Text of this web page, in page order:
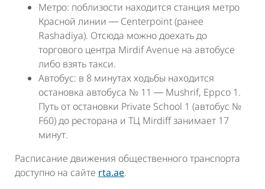
Метро: поблизости находится станция метро
Красной линии ― Centerpoint (ранее
Rashadiya). Отсюда можно доехать до
торгового центра Mirdif Avenue на автобусе
либо взять такси.
Автобус: в 8 минутах ходьбы находится
остановка автобуса № 11 ― Mushrif, Eppco 1.
Путь от остановки Private School 1 (автобус №
F60) до ресторана и ТЦ Mirdiff занимает 17
минут.
Расписание движения общественного транспорта
доступно на сайте rta.ae.